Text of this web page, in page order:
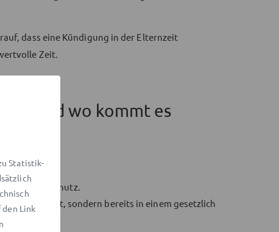
dass eine Kündigung in der Elternzeit
Zeit.
– und wo kommt es
Elternzeit, sondern bereits in einem gesetzlich
Statistik-
Link